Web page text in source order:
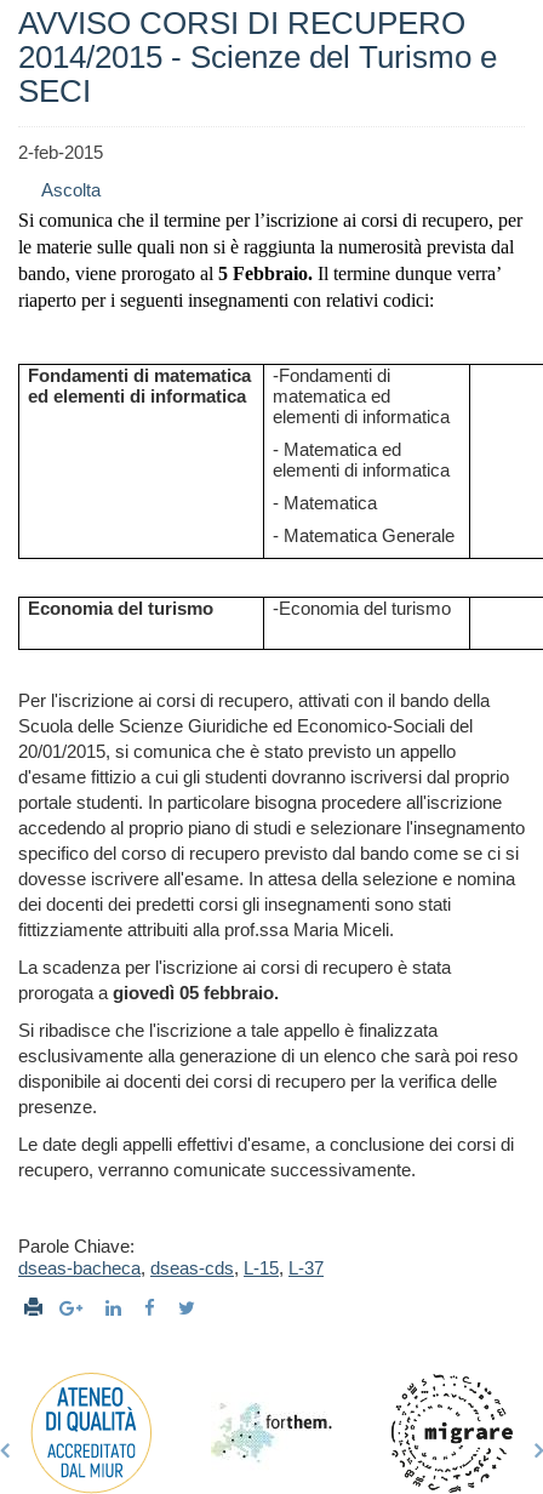
AVVISO CORSI DI RECUPERO
2014/2015 - Scienze del Turismo e
SECI
2-feb-2015
Ascolta
Si comunica che il termine per l’iscrizione ai corsi di recupero, per
le materie sulle quali non si è raggiunta la numerosità prevista dal
bando, viene prorogato al 5 Febbraio. Il termine dunque verra’
riaperto per i seguenti insegnamenti con relativi codici:
Fondamenti di matematica
ed elementi di informatica
-Fondamenti di
matematica ed
elementi di informatica
- Matematica ed
elementi di informatica
- Matematica
- Matematica Generale
Economia del turismo -Economia del turismo
Per l'iscrizione ai corsi di recupero, attivati con il bando della
Scuola delle Scienze Giuridiche ed Economico-Sociali del
20/01/2015, si comunica che è stato previsto un appello
d'esame fittizio a cui gli studenti dovranno iscriversi dal proprio
portale studenti. In particolare bisogna procedere all'iscrizione
accedendo al proprio piano di studi e selezionare l'insegnamento
specifico del corso di recupero previsto dal bando come se ci si
dovesse iscrivere all'esame. In attesa della selezione e nomina
dei docenti dei predetti corsi gli insegnamenti sono stati
fittizziamente attribuiti alla prof.ssa Maria Miceli.
La scadenza per l'iscrizione ai corsi di recupero è stata
prorogata agiovedì 05 febbraio.
Si ribadisce che l'iscrizione a tale appello è finalizzata
esclusivamente alla generazione di un elenco che sarà poi reso
disponibile ai docenti dei corsi di recupero per la verifica delle
presenze.
Le date degli appelli effettivi d'esame, a conclusione dei corsi di
recupero, verranno comunicate successivamente.
Parole Chiave:
dseas-bacheca, dseas-cds, L-15, L-37